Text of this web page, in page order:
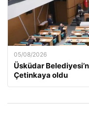
05/08/2026
Üsküdar
Çetinkaya oldu